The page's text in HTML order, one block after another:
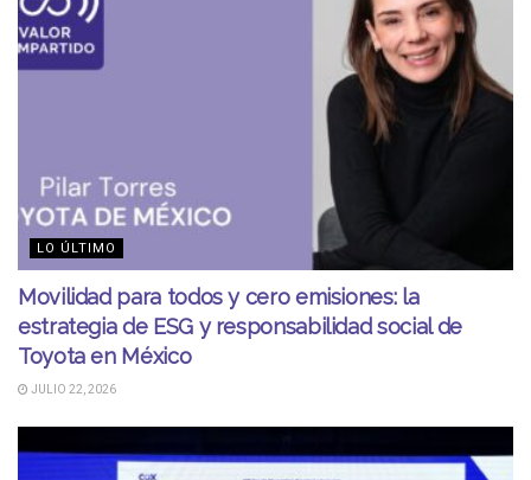
LO ÚLTIMO
Movilidad para todos y cero emisiones: la
estrategia de ESG y responsabilidad social de
Toyota en México
JULIO 22, 2026